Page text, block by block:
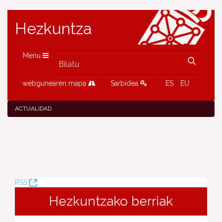
Hezkuntza
Menu
webgunearen mapa Sarbidea ES EU
ACTUALIDAD
RSS
(Leiho
ireki)Hezkuntzako berriak